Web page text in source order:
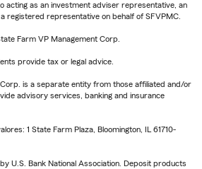
acting as an investment adviser representative, an
registered representative on behalf of SFVPMC.
Farm VP Management Corp.
provide tax or legal advice.
is a separate entity from those affiliated and/or
advisory services, banking and insurance
1 State Farm Plaza, Bloomington, IL 61710-
U.S. Bank National Association. Deposit products